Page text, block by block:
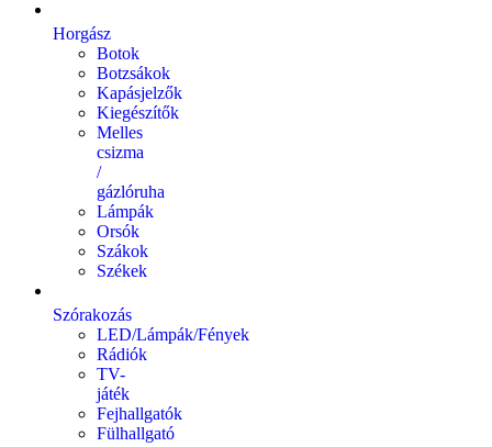
Horgász
Botok
Botzsákok
Kapásjelzők
Kiegészítők
Melles
csizma
/
gázlóruha
Lámpák
Orsók
Szákok
Székek
Szórakozás
LED/Lámpák/Fények
Rádiók
TV-
játék
Fejhallgatók
Fülhallgató